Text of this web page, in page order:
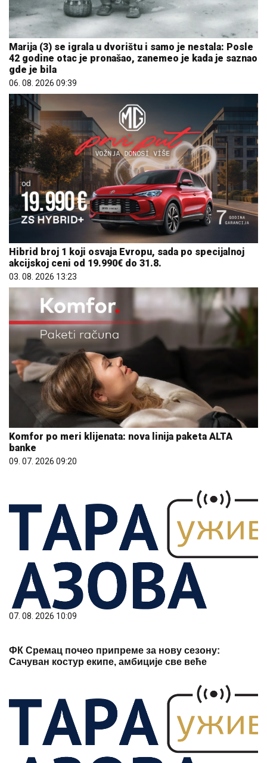
Marija (3) se igrala u dvorištu i samo je nestala: Posle
42 godine otac je pronašao, zanemeo je kada je saznao
gde je bila
06. 08. 2026 09:39
Hibrid broj 1 koji osvaja Evropu, sada po specijalnoj
akcijskoj ceni od 19.990€ do 31.8.
03. 08. 2026 13:23
Komfor po meri klijenata: nova linija paketa ALTA
banke
09. 07. 2026 09:20
07. 08. 2026 10:09
ФК Сремац почео припреме за нову сезону:
Сачуван костур екипе, амбиције све веће